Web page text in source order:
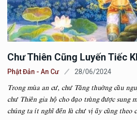
Chư Thiên Cũng Luyến Tiếc
Phật Đản - An Cư 28/06/2024
Trong mùa an cư, chư Tăng thuờng cầu
chư Thiên gia hộ cho đạo tràng được sung
chúng ta ít nghĩ đến là chư vị ấy cũng theo